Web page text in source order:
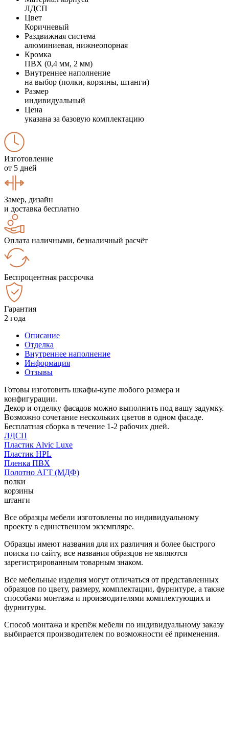
ЛДСП
Цвет
Коричневый
Раздвижная система
алюминиевая, нижнеопорная
Кромка
ПВХ (0,4 мм, 2 мм)
Внутреннее наполнение
на выбор (полки, корзины, штанги)
Размер
индивидуальный
Цена
указана за базовую комплектацию
Изготовление
от 5 дней
Замер, дизайн
и доставка бесплатно
Оплата наличными, безналичный расчёт
Беспроцентная рассрочка
Гарантия
2 года
Описание
Отделка
Внутреннее наполнение
Информация
Отзывы
Готовы изготовить шкафы-купе любого размера и
конфигурации.
Декор и отделку фасадов можно выполнить под вашу задумку.
Возможно сочетание нескольких цветов в одном фасаде.
Бесплатная сборка в течение 1-2 рабочих дней.
ЛДСП
Пластик Alvic Luxe
Пластик HPL
Пленка ПВХ
Полотно АГТ (МДФ)
полки
корзины
штанги
Все образцы мебели изготовлены по индивидуальному
проекту в единственном экземпляре.
Образцы имеют названия для их различия и более быстрого
поиска по сайту, все названия образцов не являются
зарегистрированным товарным знаком.
Все мебельные изделия могут отличаться от представленных
образцов по цвету, размеру, комплектации, фурнитуре, а также
способами монтажа и производителями комплектующих и
фурнитуры.
Способ монтажа и крепёж мебели по индивидуальному заказу
выбирается производителем по возможности её применения.